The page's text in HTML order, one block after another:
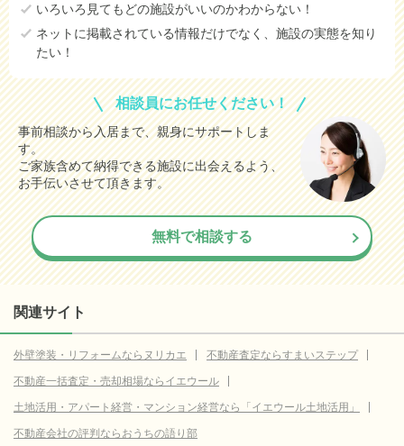
いろいろ見てもどの施設がいいのかわからない！
ネットに掲載されている情報だけでなく、施設の実態を知り
たい！
相談員にお任せください！
事前相談から入居まで、親身にサポートしま
す。
ご家族含めて納得できる施設に出会えるよう、
お手伝いさせて頂きます。
無料で相談する
関連サイト
外壁塗装・リフォームならヌリカエ
不動産査定ならすまいステップ
不動産一括査定・売却相場ならイエウール
土地活用・アパート経営・マンション経営なら「イエウール土地活用」
不動産会社の評判ならおうちの語り部